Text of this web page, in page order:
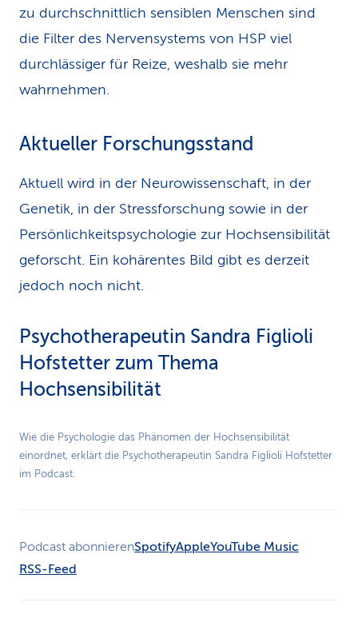
zu durchschnittlich sensiblen Menschen sind
die Filter des Nervensystems von HSP viel
durchlässiger für Reize, weshalb sie mehr
wahrnehmen.
Aktueller Forschungsstand
Aktuell wird in der Neurowissenschaft, in der
Genetik, in der Stressforschung sowie in der
Persönlichkeitspsychologie zur Hochsensibilität
geforscht. Ein kohärentes Bild gibt es derzeit
jedoch noch nicht.
Psychotherapeutin Sandra Figlioli
Hofstetter zum Thema
Hochsensibilität
Play
Video
Wie die Psychologie das Phänomen der Hochsensibilität
einordnet, erklärt die Psychotherapeutin Sandra Figlioli Hofstetter
im Podcast.
Podcast abonnierenSpotifyAppleYouTube Music
RSS-Feed